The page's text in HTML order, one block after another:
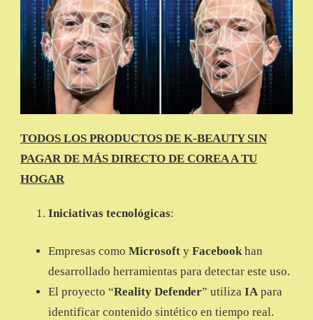
TODOS LOS PRODUCTOS DE K-BEAUTY SIN
PAGAR DE MÁS DIRECTO DE COREA A TU
HOGAR
Iniciativas tecnológicas:
Empresas como Microsoft y Facebookhan
desarrollado herramientas para detectar este uso.
El proyecto “Reality Defender” utiliza IA para
identificar contenido sintético en tiempo real.